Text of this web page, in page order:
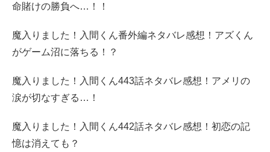
命賭けの勝負へ…！！
魔入りました！入間くん番外編ネタバレ感想！アズくん
がゲーム沼に落ちる！？
魔入りました！入間くん443話ネタバレ感想！アメリの
涙が切なすぎる…！
魔入りました！入間くん442話ネタバレ感想！初恋の記
憶は消えても？